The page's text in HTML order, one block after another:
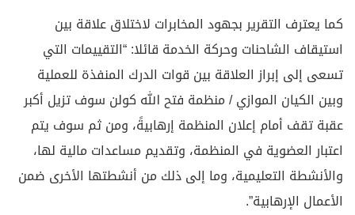
كما يعترف التقرير بجهود المخابرات لاختلاق علاقة بين
استيقاف الشاحنات وحركة الخدمة قائلا: “التقييمات التي
تسعى إلى إبراز العلاقة بين قوات الدرك المنفذة للعملية
وبين الكيان الموازي / منظمة فتح الله كولن سوف تزيل أكبر
عقبة تقف أمام إعلان المنظمة إرهابيةً، ومن ثم سوف يتم
اعتبار العضوية في المنظمة، وتقديم مساعدات مالية لها،
والأنشطة التعليمية، وما إلى ذلك من أنشطتها الأخرى ضمن
الأعمال الإرهابية”.